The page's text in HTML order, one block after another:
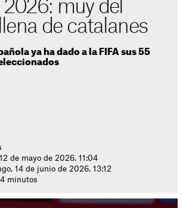
muy del
de catalanes
ya ha dado a la FIFA sus 55
de mayo de 2026. 11:04
14 de junio de 2026. 13:12
4 minutos